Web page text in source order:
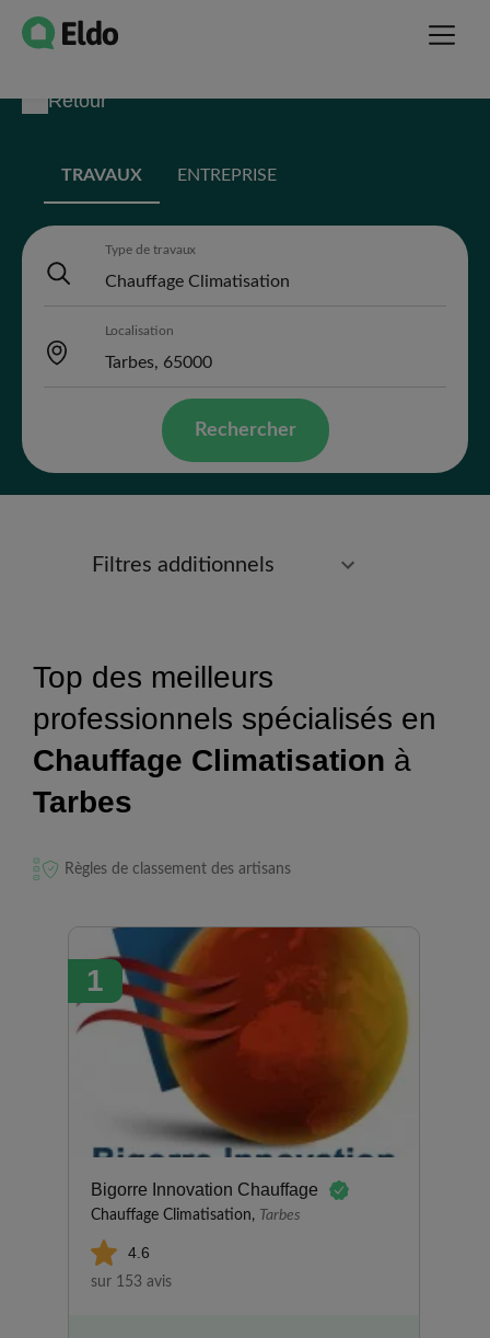
Retour
TRAVAUX ENTREPRISE
Type de travaux
Localisation
Rechercher
Filtres additionnels
Top des meilleurs
professionnels spécialisés en
Chauffage Climatisation à
Tarbes
Règles de classement des artisans
1
Bigorre Innovation Chauffage
Chauffage Climatisation, Tarbes
4.6
sur 153 avis